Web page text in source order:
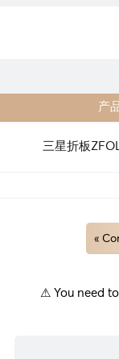
产
三星折板
«
⚠ You need